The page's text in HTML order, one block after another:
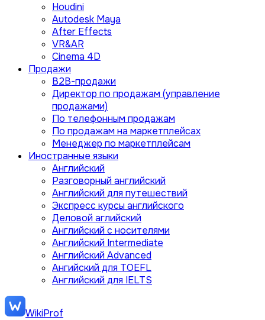
Houdini
Autodesk Maya
After Effects
VR&AR
Cinema 4D
Продажи
B2B-продажи
Директор по продажам (управление
продажами)
По телефонным продажам
По продажам на маркетплейсах
Менеджер по маркетплейсам
Иностранные языки
Английский
Разговорный английский
Английский для путешествий
Экспресс курсы английского
Деловой аглийский
Английский с носителями
Английский Intermediate
Английский Advanced
Ангийский для TOEFL
Английский для IELTS
WikiProf